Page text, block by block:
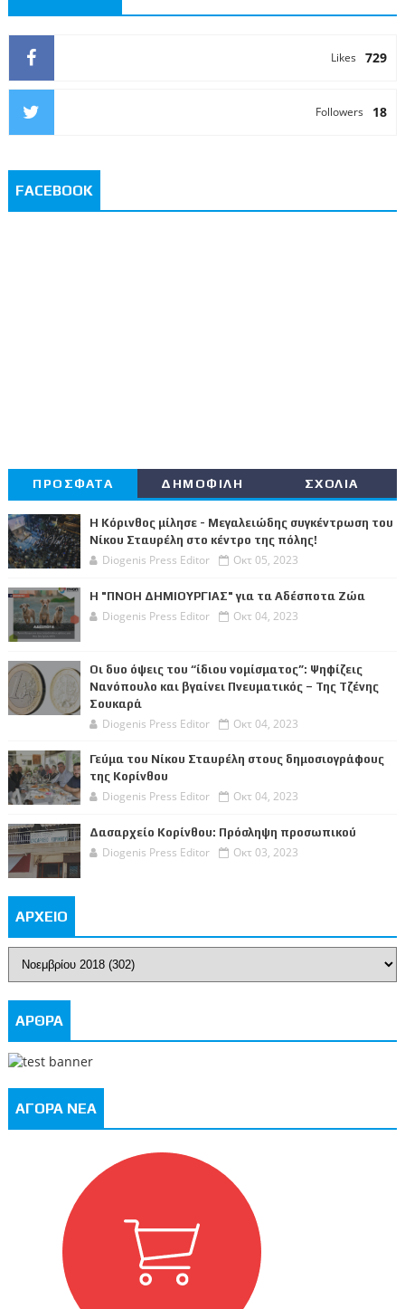
729
Likes
18
Followers
FACEBOOK
ΠΡΟΣΦΑΤΑ ΔΗΜΟΦΙΛΗ ΣΧΟΛΙΑ
Η Κόρινθος μίλησε - Μεγαλειώδης συγκέντρωση του
Νίκου Σταυρέλη στο κέντρο της πόλης!
Diogenis Press Editor Οκτ 05, 2023
Η "ΠΝΟΗ ΔΗΜΙΟΥΡΓΙΑΣ" για τα Αδέσποτα Ζώα
Diogenis Press Editor Οκτ 04, 2023
Οι δυο όψεις του “ίδιου νομίσματος”: Ψηφίζεις
Νανόπουλο και βγαίνει Πνευματικός – Της Τζένης
Σουκαρά
Diogenis Press Editor Οκτ 04, 2023
Γεύμα του Νίκου Σταυρέλη στους δημοσιογράφους
της Κορίνθου
Diogenis Press Editor Οκτ 04, 2023
Δασαρχείο Κορίνθου: Πρόσληψη προσωπικού
Diogenis Press Editor Οκτ 03, 2023
ΑΡΧΕΙΟ
ΑΡΘΡΑ
ΑΓΟΡΑ ΝΕΑ